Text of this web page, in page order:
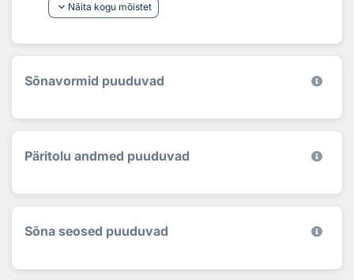
keyboard_arrow_down Näita kogu mõistet
Sõnavormid puuduvad
Päritolu andmed puuduvad
Sõna seosed puuduvad